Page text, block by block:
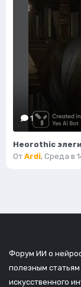
1
От Ardi, Среда в
Форум ИИ о
полезным
искусственного